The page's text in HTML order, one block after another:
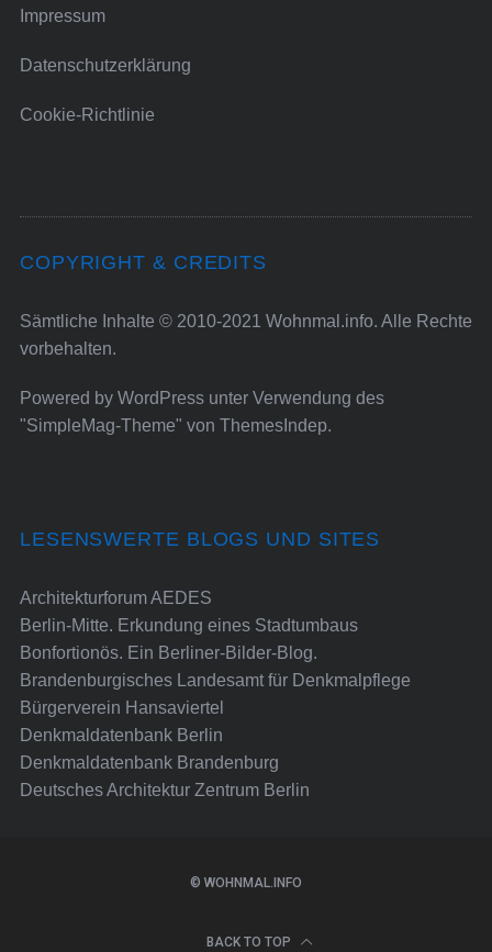
Impressum
Datenschutzerklärung
Cookie-Richtlinie
COPYRIGHT & CREDITS
Sämtliche Inhalte © 2010-2021 Wohnmal.info. Alle Rechte
vorbehalten.
Powered by WordPressunter Verwendung des
"SimpleMag-Theme" von ThemesIndep.
LESENSWERTE BLOGS UND SITES
Architekturforum AEDES
Berlin-Mitte. Erkundung eines Stadtumbaus
Bonfortionös. Ein Berliner-Bilder-Blog.
Brandenburgisches Landesamt für Denkmalpflege
Bürgerverein Hansaviertel
Denkmaldatenbank Berlin
Denkmaldatenbank Brandenburg
Deutsches Architektur Zentrum Berlin
© WOHNMAL.INFO
BACK TO TOP